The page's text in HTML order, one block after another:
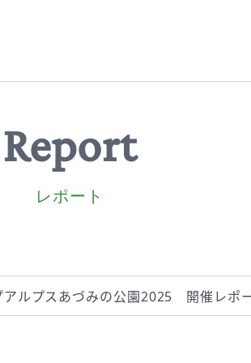
Report
レポート
アルプスあづみの公園2025 開催レポ